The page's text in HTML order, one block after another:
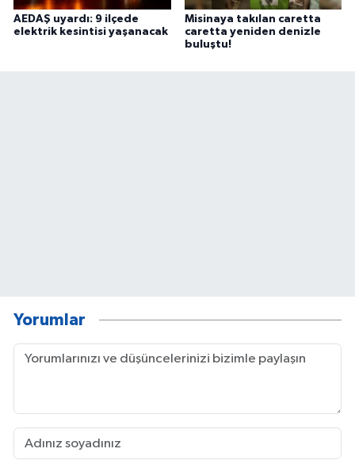
AEDAŞ uyardı: 9 ilçede
elektrik kesintisi yaşanacak
Misinaya takılan caretta
caretta yeniden denizle
buluştu!
Yorumlar